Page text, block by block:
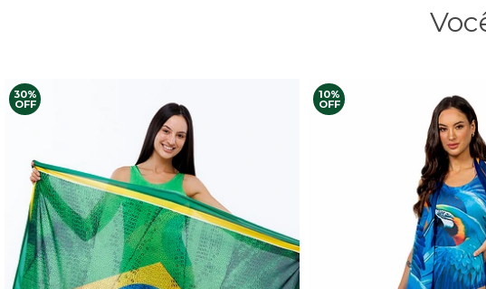
30%
OFF
10%
OFF